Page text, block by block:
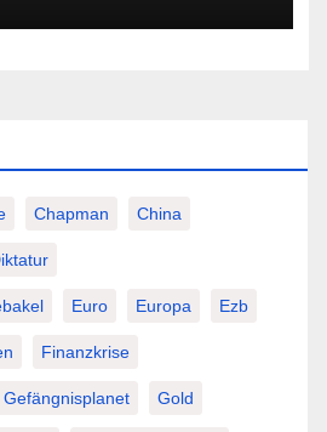
Chapman China
Euro Europa Ezb
Finanzkrise
Gefängnisplanet Gold